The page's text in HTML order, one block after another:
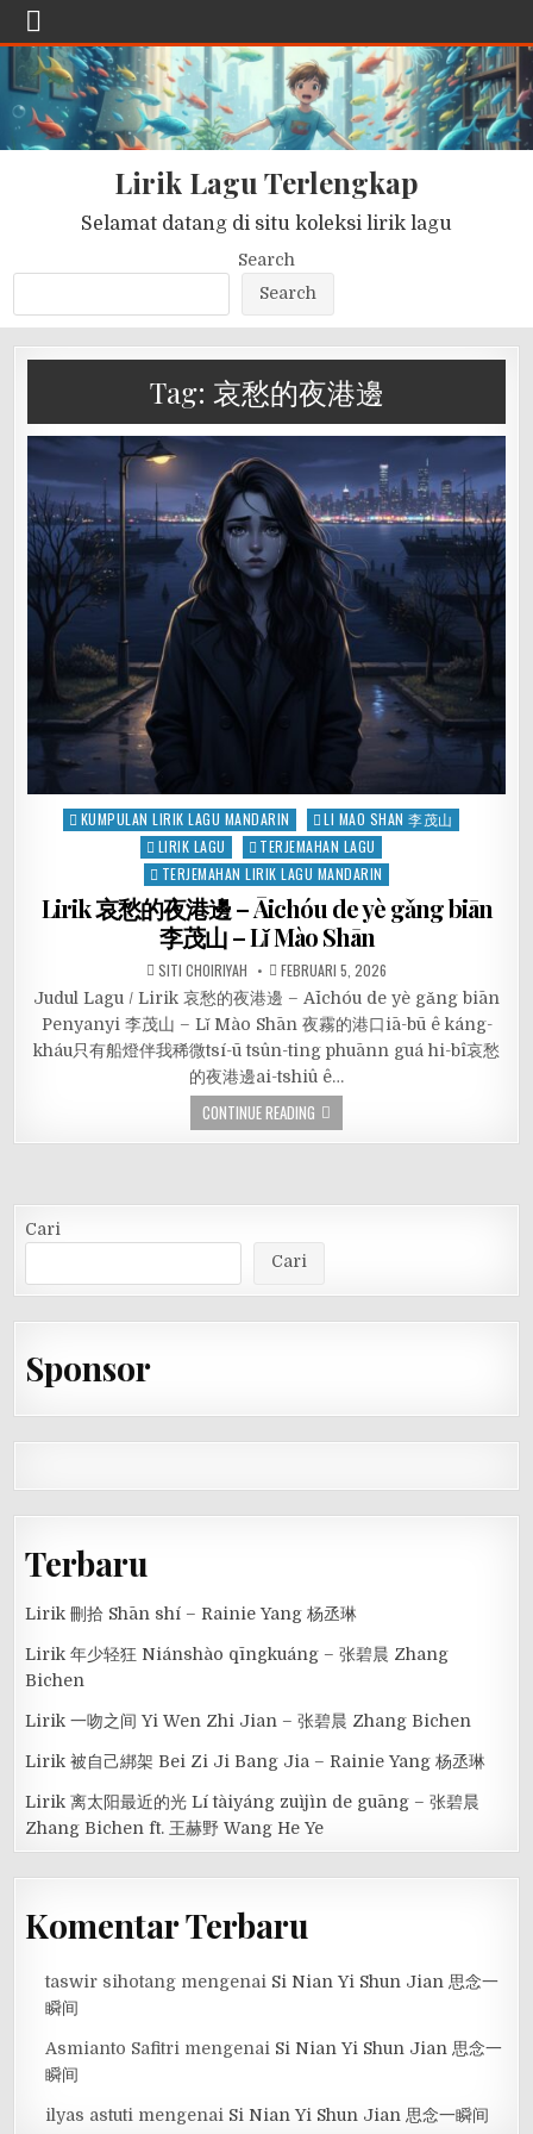
Lirik Lagu Terlengkap
Selamat datang di situ koleksi lirik lagu
Search
Search
Tag: 哀愁的夜港邊
Posted
KUMPULAN LIRIK LAGU MANDARIN
LI MAO SHAN 李茂山
LIRIK LAGU
TERJEMAHAN LAGU
TERJEMAHAN LIRIK LAGU MANDARIN
Lirik 哀愁的夜港邊 – Āichóu de yè gǎng biān
李茂山 – Lǐ Mào Shān
SITI CHOIRIYAH FEBRUARI 5, 2026
Judul Lagu / Lirik 哀愁的夜港邊 – Āichóu de yè gǎng biān
Penyanyi 李茂山 – Lǐ Mào Shān 夜霧的港口iā-bū ê káng-
kháu只有船燈伴我稀微tsí-ū tsûn-ting phuānn guá hi-bî哀愁
的夜港邊ai-tshiû ê…
CONTINUE READING
Cari
Cari
Sponsor
Terbaru
Lirik 刪拾 Shān shí – Rainie Yang 杨丞琳
Lirik 年少轻狂 Niánshào qīngkuáng – 张碧晨 Zhang
Bichen
Lirik 一吻之间 Yi Wen Zhi Jian – 张碧晨 Zhang Bichen
Lirik 被自己綁架 Bei Zi Ji Bang Jia – Rainie Yang 杨丞琳
Lirik 离太阳最近的光 Lí tàiyáng zuìjìn de guāng – 张碧晨
Zhang Bichen ft. 王赫野 Wang He Ye
Komentar Terbaru
taswir sihotang mengenai Si Nian Yi Shun Jian 思念一
瞬间
Asmianto Safitri mengenai Si Nian Yi Shun Jian 思念一
瞬间
ilyas astuti mengenai Si Nian Yi Shun Jian 思念一瞬间